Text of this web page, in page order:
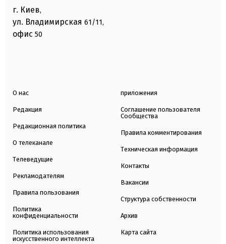
г. Киев,
ул. Владимирская 61/11,
офис 50
О нас
Редакция
Редакционная политика
О телеканале
Телеведущие
Рекламодателям
Правила пользования
Политика
конфиденциальности
Политика использования
искусственного интеллекта
приложения
Соглашение пользователя
Сообщества
Правила комментирования
Техническая информация
Контакты
Вакансии
Структура собственности
Архив
Карта сайта